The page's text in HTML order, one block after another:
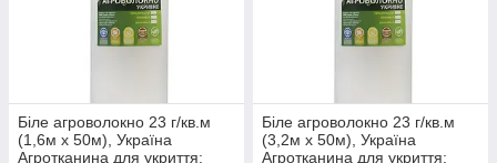
Біле агроволокно 23 г/кв.м
(1,6м х 50м), Україна
Агротканина для укриття:
Біле агроволокно 23 г/кв.м
(3,2м х 50м), Україна
Агротканина для укриття: